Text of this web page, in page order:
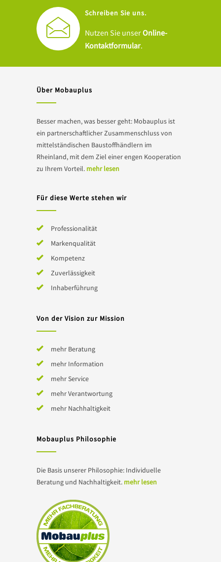
Schreiben Sie uns.
Nutzen Sie unserOnline-
Kontaktformular.
Über Mobauplus
Besser machen, was besser geht: Mobauplus ist
ein partnerschaftlicher Zusammenschluss von
mittelständischen Baustoffhändlern im
Rheinland, mit dem Ziel einer engen Kooperation
zu Ihrem Vorteil. mehr lesen
Für diese Werte stehen wir
Professionalität
Markenqualität
Kompetenz
Zuverlässigkeit
Inhaberführung
Von der Vision zur Mission
mehr Beratung
mehr Information
mehr Service
mehr Verantwortung
mehr Nachhaltigkeit
Mobauplus Philosophie
Die Basis unserer Philosophie: Individuelle
Beratung und Nachhaltigkeit. mehr lesen